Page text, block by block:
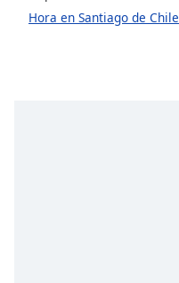
FontHora en Santiago de Chile